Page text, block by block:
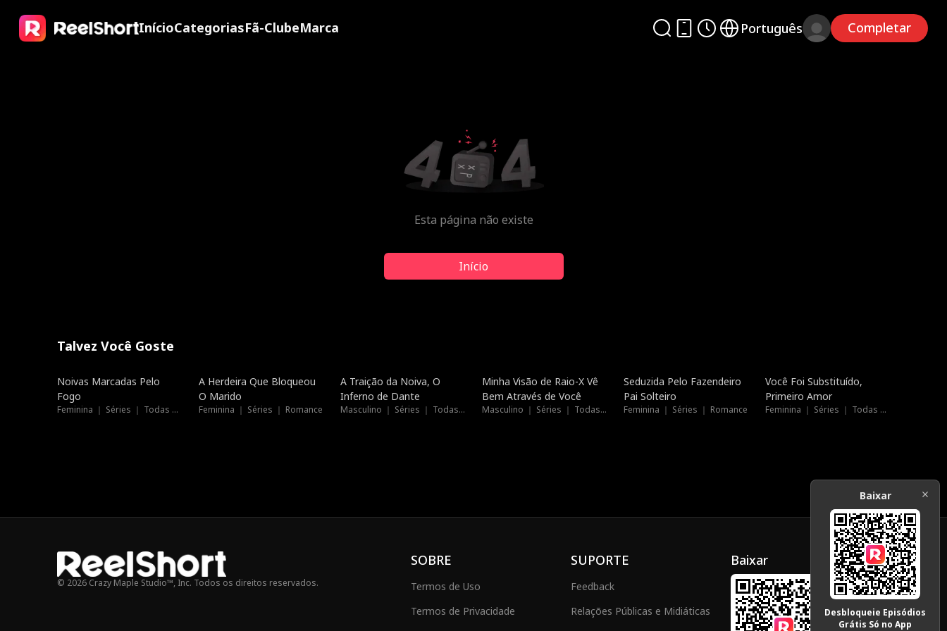
InícioCategoriasFã-ClubeMarca Português Completar
Esta página não existe
Início
Talvez Você Goste
Dublado
Noivas Marcadas Pelo
Fogo
Feminina ｜ Séries ｜ Todas as Idades
Tendências
A Herdeira Que Bloqueou
O Marido
Feminina ｜ Séries ｜ Romance
Dublado
A Traição da Noiva, O
Inferno de Dante
Masculino ｜ Séries ｜ Todas as Idades
Dublado
Minha Visão de Raio-X Vê
Bem Através de Você
Masculino ｜ Séries ｜ Todas as Idades
Novo
Seduzida Pelo Fazendeiro
Pai Solteiro
Feminina ｜ Séries ｜ Romance
Novo
Você Foi Substituído,
Primeiro Amor
Feminina ｜ Séries ｜ Todas as Idades
© 2026 Crazy Maple Studio™, Inc. Todos os direitos reservados.
SOBRE
Termos de Uso
Termos de Privacidade
SUPORTE
Feedback
Relações Públicas e Midiáticas
Baixar
Baixar
Desbloqueie Episódios
Grátis Só no App